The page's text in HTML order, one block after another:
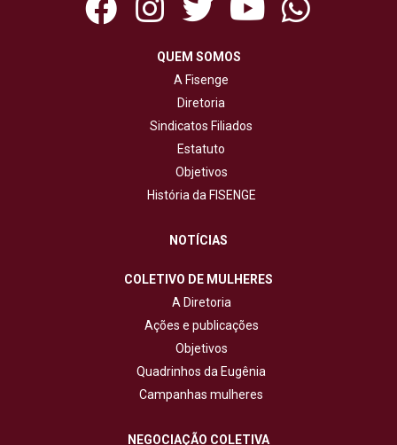
QUEM SOMOS
A Fisenge
Diretoria
Sindicatos Filiados
Estatuto
Objetivos
História da FISENGE
NOTÍCIAS
COLETIVO DE MULHERES
A Diretoria
Ações e publicações
Objetivos
Quadrinhos da Eugênia
Campanhas mulheres
NEGOCIAÇÃO COLETIVA